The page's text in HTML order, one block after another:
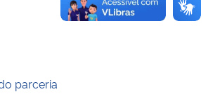
parceria